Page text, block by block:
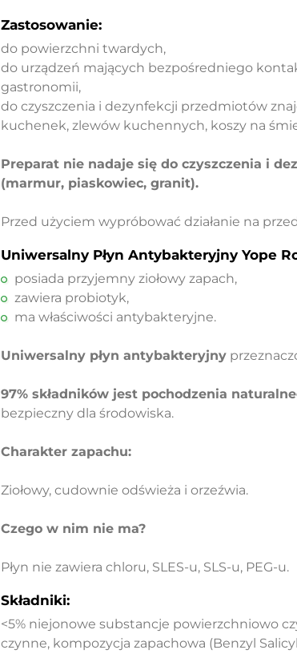
Zastosowanie:
do powierzchni twardych,
do urządzeń mających bezpośredniego
gastronomii,
do czyszczenia i dezynfekcji przedmiotów
kuchenek, zlewów kuchennych, koszy na
Preparat nie nadaje się do czyszczenia i
(marmur, piaskowiec, granit).
Przed użyciem wypróbować działanie na
Uniwersalny Płyn Antybakteryjny Yope
posiada przyjemny ziołowy zapach,
zawiera probiotyk,
ma właściwości antybakteryjne.
Uniwersalny płyn antybakteryjny
97% składników jest pochodzenia
bezpieczny dla środowiska.
Charakter zapachu:
Ziołowy, cudownie odświeża i orzeźwia.
Czego w nim nie ma?
Płyn nie zawiera chloru, SLES-u, SLS-u, PEG-u.
Składniki:
<5% niejonowe substancje powierzchniowo
czynne, kompozycja zapachowa (Benzyl